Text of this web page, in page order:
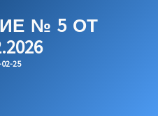
№ 5 ОТ
25